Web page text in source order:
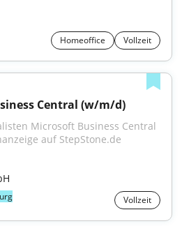
Homeoffice Vollzeit
Central (w/m/d)
Microsoft Business Central
auf StepStone.de
Vollzeit